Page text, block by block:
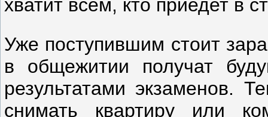
хватит всем, кто приедет в
Уже поступившим стоит
в общежитии получат
результатами экзаменов.
снимать квартиру или